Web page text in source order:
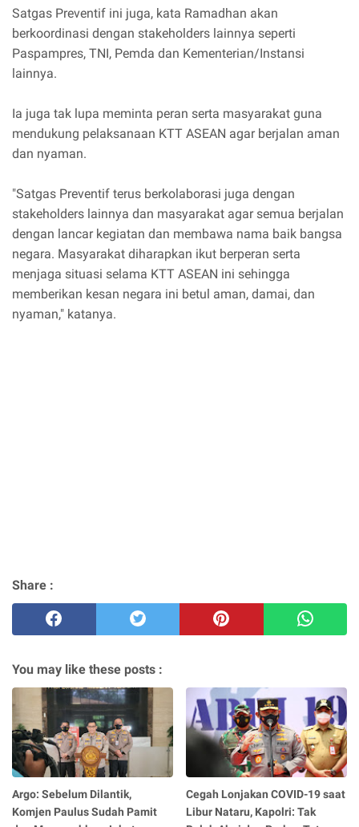
Satgas Preventif ini juga, kata Ramadhan akan
berkoordinasi dengan stakeholders lainnya seperti
Paspampres, TNI, Pemda dan Kementerian/Instansi
lainnya.
Ia juga tak lupa meminta peran serta masyarakat guna
mendukung pelaksanaan KTT ASEAN agar berjalan aman
dan nyaman.
"Satgas Preventif terus berkolaborasi juga dengan
stakeholders lainnya dan masyarakat agar semua berjalan
dengan lancar kegiatan dan membawa nama baik bangsa
negara. Masyarakat diharapkan ikut berperan serta
menjaga situasi selama KTT ASEAN ini sehingga
memberikan kesan negara ini betul aman, damai, dan
nyaman," katanya.
Share :
You may like these posts :
Argo: Sebelum Dilantik,
Komjen Paulus Sudah Pamit
Cegah Lonjakan COVID-19 saat
Libur Nataru, Kapolri: Tak